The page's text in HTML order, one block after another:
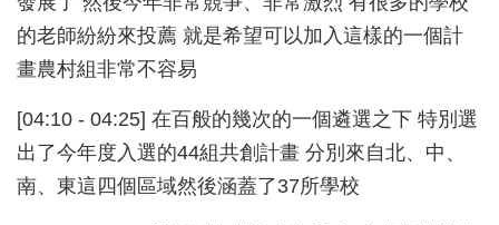
的老師紛紛來投薦 就是希望可以加入這樣的一個計
畫農村組非常不容易
[04:10 - 04:25] 在百般的幾次的一個遴選之下 特別選
出了今年度入選的44組共創計畫 分別來自北、中、
南、東這四個區域然後涵蓋了37所學校